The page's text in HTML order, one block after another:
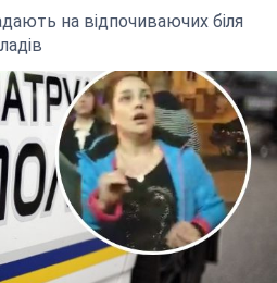
на відпочиваючих біля